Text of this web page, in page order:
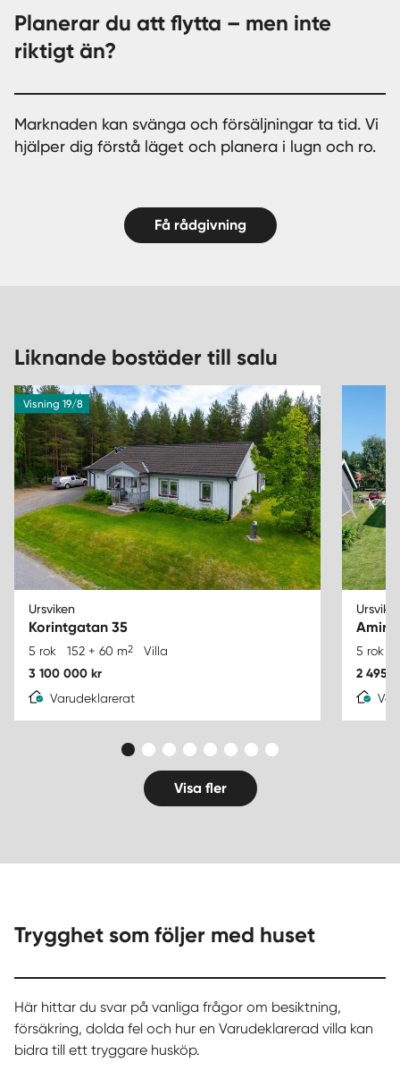
Planerar du att flytta – men inte
riktigt än?
Marknaden kan svänga och försäljningar ta tid. Vi
hjälper dig förstå läget och planera i lugn och ro.
Få rådgivning
Liknande bostäder till salu
Visning 19/8
Ursviken
Korintgatan 35
5 rok 152 + 60 m2 Villa
3 100 000 kr
Varudeklarerat
5 rok
2 495
Visa fler
Trygghet som följer med huset
Här hittar du svar på vanliga frågor om besiktning,
försäkring, dolda fel och hur en Varudeklarerad villa kan
bidra till ett tryggare husköp.